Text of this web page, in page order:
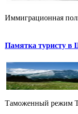
Иммиграционная
Памятка туристу в
Таможенный режим